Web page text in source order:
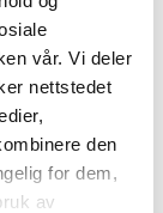
vår. Vi deler
nettstedet
den
for dem,
av